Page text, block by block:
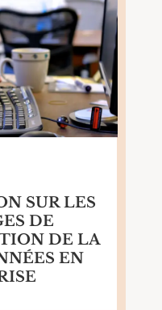
SUR LES
DE
DE LA
EN